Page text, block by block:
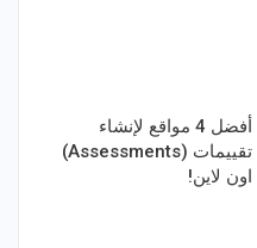
أفضل 4 مواقع لإنشاء
تقييمات (Assessments)
اون لاين!